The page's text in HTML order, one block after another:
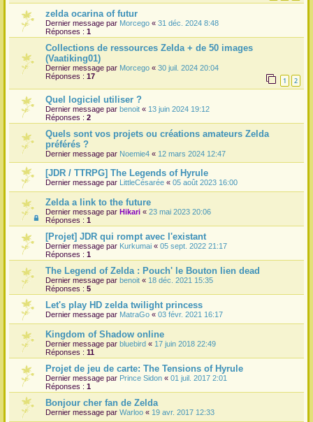
zelda ocarina of futur
Dernier message par Morcego « 31 déc. 2024 8:48
Réponses : 1
Collections de ressources Zelda + de 50 images
(Vaatiking01)
Dernier message par Morcego « 30 juil. 2024 20:04
Réponses : 17 1 2
Quel logiciel utiliser ?
Dernier message par benoit « 13 juin 2024 19:12
Réponses : 2
Quels sont vos projets ou créations amateurs Zelda
préférés ?
Dernier message par Noemie4 « 12 mars 2024 12:47
[JDR / TTRPG] The Legends of Hyrule
Dernier message par LittleCésarée « 05 août 2023 16:00
Zelda a link to the future
Dernier message par Hikari « 23 mai 2023 20:06
Réponses : 1
[Projet] JDR qui rompt avec l'existant
Dernier message par Kurkumai « 05 sept. 2022 21:17
Réponses : 1
The Legend of Zelda : Pouch' le Bouton lien dead
Dernier message par benoit « 18 déc. 2021 15:35
Réponses : 5
Let's play HD zelda twilight princess
Dernier message par MatraGo « 03 févr. 2021 16:17
Kingdom of Shadow online
Dernier message par bluebird « 17 juin 2018 22:49
Réponses : 11
Projet de jeu de carte: The Tensions of Hyrule
Dernier message par Prince Sidon « 01 juil. 2017 2:01
Réponses : 1
Bonjour cher fan de Zelda
Dernier message par Warloo « 19 avr. 2017 12:33